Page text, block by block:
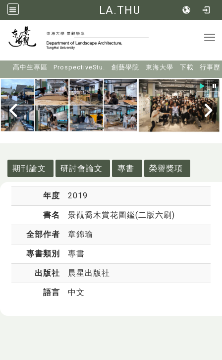
LA.THU
高中生專區 ProspectiveStu. 創藝學院 東海大學 下載 行事歷
期刊論文
研討會論文 專書 榮譽獎項
年度 2019
書名 景觀喬木賞花圖鑑(二版六刷)
全部作者 章錦瑜
專書類別 專書
出版社 晨星出版社
語言 中文